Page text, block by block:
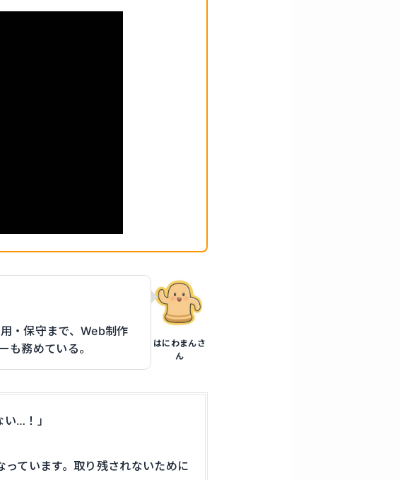
はにわまんさ
ん
・保守まで、Web制作
務めている。
…！」
ています。取り残されないために